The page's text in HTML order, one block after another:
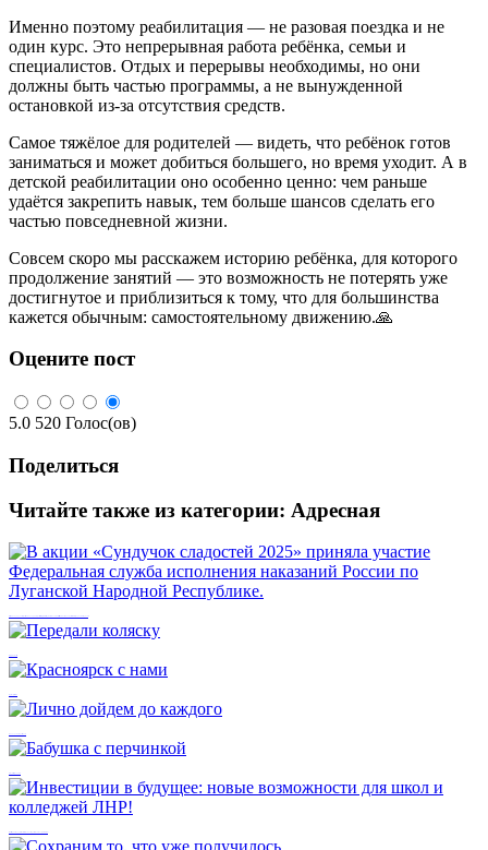
Именно поэтому реабилитация — не разовая поездка и не
один курс. Это непрерывная работа ребёнка, семьи и
специалистов. Отдых и перерывы необходимы, но они
должны быть частью программы, а не вынужденной
остановкой из-за отсутствия средств.
Самое тяжёлое для родителей — видеть, что ребёнок готов
заниматься и может добиться большего, но время уходит. А в
детской реабилитации оно особенно ценно: чем раньше
удаётся закрепить навык, тем больше шансов сделать его
частью повседневной жизни.
Совсем скоро мы расскажем историю ребёнка, для которого
продолжение занятий — это возможность не потерять уже
достигнутое и приблизиться к тому, что для большинства
кажется обычным: самостоятельному движению.🙏
Оцените пост
5.0 520 Голос(ов)
Поделиться
Читайте также из категории: Адресная